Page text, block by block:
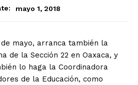
mayo 1, 2018
mayo, arranca también la
de la Sección 22 en Oaxaca, y
lo haga la Coordinadora
de la Educación, como